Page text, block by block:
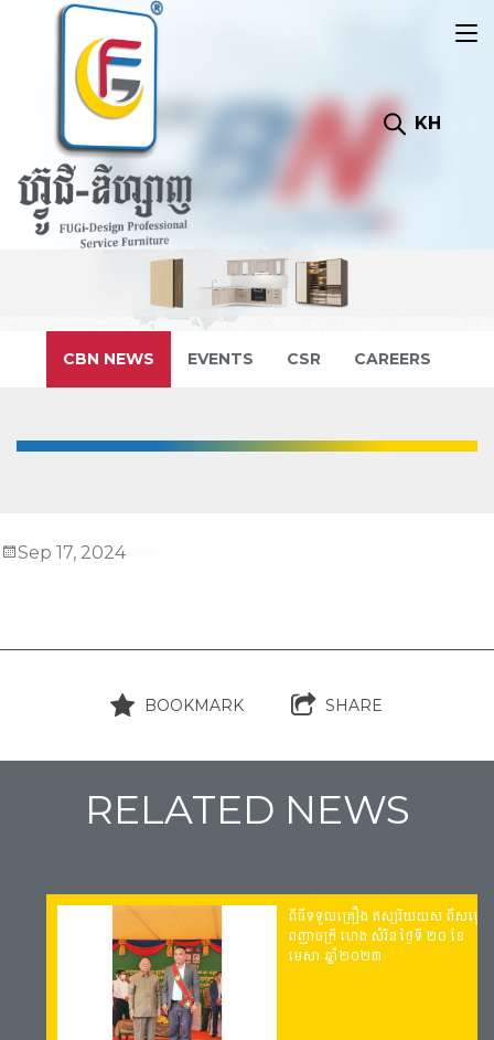
KH
CBN NEWS EVENTS CSR CAREERS
Sep 17, 2024
BOOKMARK SHARE
RELATED NEWS
ពីធី​ទទួលគ្រឿង ឥស្សរិយយស ពីសម្តេច
ពញ្ញាចក្រី ហេង សំរិន ថ្ងៃទី ២០ ខែ
មេសា ឆ្នាំ២០២៣